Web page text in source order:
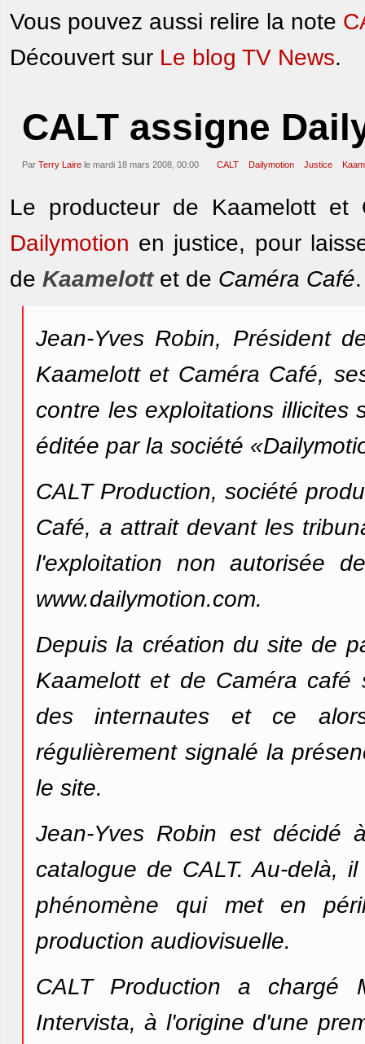
Vous pouvez aussi relire la note
Découvert sur Le blog TV News.
CALT assigne
Par Terry Laire le mardi 18 mars 2008, 00:00 CALT Dailymotion Justice
Le producteur de Kaamelott
Dailymotion en justice, pour
de Kaamelottet de Caméra Café
Jean-Yves Robin, Président
Kaamelott et Caméra Café,
contre les exploitations illicites
éditée par la société
CALT Production, société
Café, a attrait devant les
l'exploitation non autorisée
www.dailymotion.com.
Depuis la création du site de
Kaamelott et de Caméra
des internautes et ce
régulièrement signalé la
le site.
Jean-Yves Robin est décidé
catalogue de CALT. Au-delà,
phénomène qui met en
production audiovisuelle.
CALT Production a chargé
Intervista, à l'origine d'une